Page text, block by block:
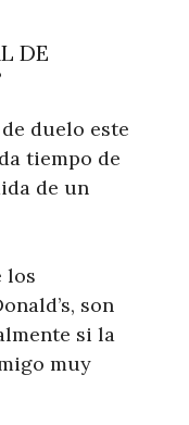
DE
duelo este
tiempo de
de un
los
son
si la
muy